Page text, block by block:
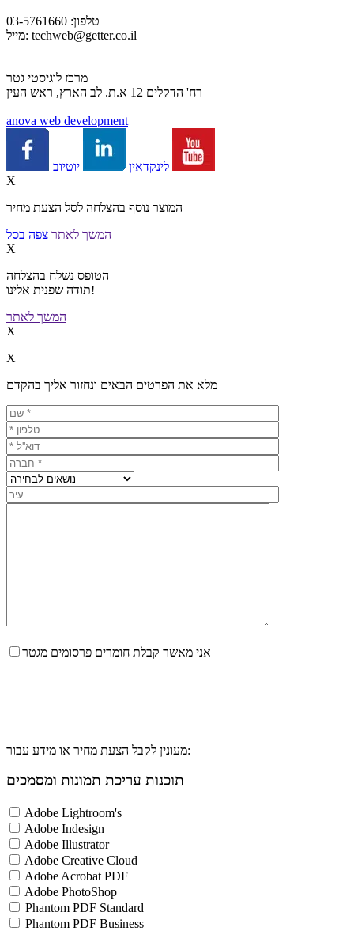
טלפון: 03-5761660
מייל: techweb@getter.co.il
מרכז לוגיסטי גטר
רח' הדקלים 12 א.ת. לב הארץ, ראש העין
anova web development
לינקדאין
X
המוצר נוסף בהצלחה לסל הצעת מחיר
המשך לאתר צפה בסל
X
הטופס נשלח בהצלחה
תודה שפנית אלינו!
המשך לאתר
X
X
מלא את הפרטים הבאים ונחזור אליך בהקדם
אני מאשר קבלת חומרים פרסומים מגטר
מעונין לקבל הצעת מחיר או מידע עבור:
תוכנות עריכת תמונות ומסמכים
Adobe Lightroom's
Adobe Indesign
Adobe Illustrator
Adobe Creative Cloud
Adobe Acrobat PDF
Adobe PhotoShop
Phantom PDF Standard
Phantom PDF Business